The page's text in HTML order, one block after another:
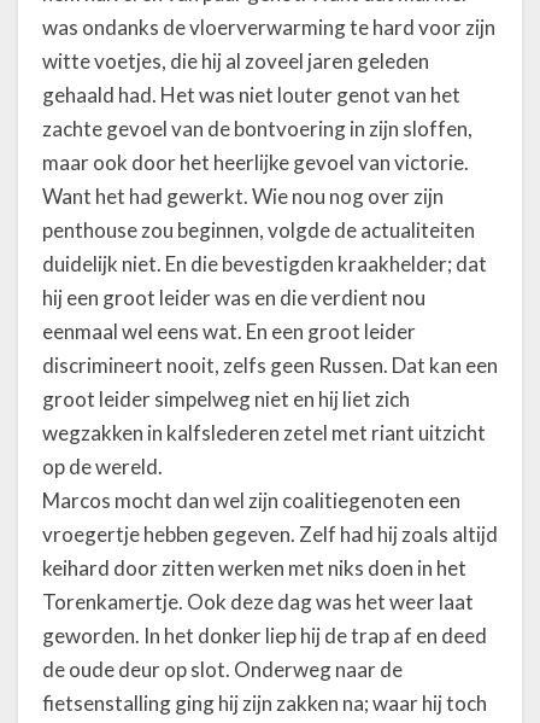
was ondanks de vloerverwarming te hard voor zijn
witte voetjes, die hij al zoveel jaren geleden
gehaald had. Het was niet louter genot van het
zachte gevoel van de bontvoering in zijn sloffen,
maar ook door het heerlijke gevoel van victorie.
Want het had gewerkt. Wie nou nog over zijn
penthouse zou beginnen, volgde de actualiteiten
duidelijk niet. En die bevestigden kraakhelder; dat
hij een groot leider was en die verdient nou
eenmaal wel eens wat. En een groot leider
discrimineert nooit, zelfs geen Russen. Dat kan een
groot leider simpelweg niet en hij liet zich
wegzakken in kalfslederen zetel met riant uitzicht
op de wereld.
Marcos mocht dan wel zijn coalitiegenoten een
vroegertje hebben gegeven. Zelf had hij zoals altijd
keihard door zitten werken met niks doen in het
Torenkamertje. Ook deze dag was het weer laat
geworden. In het donker liep hij de trap af en deed
de oude deur op slot. Onderweg naar de
fietsenstalling ging hij zijn zakken na; waar hij toch